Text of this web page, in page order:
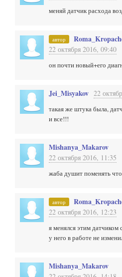
меняй датчик расхода
автор
22 октября 2016, 09:40
он почти новый+его
Jei_Misyakov 22
такая же штука была,
и все!!!
Mishanya_Makarov
22 октября 2016, 11:35
жаба душит поменять
автор
22 октября 2016, 12:23
я менялся этим
у него в работе не
Mishanya_Makarov